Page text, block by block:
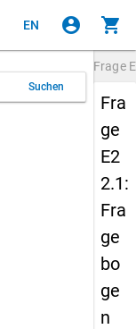
EN account_circle shopping_cart
Suchen
Frage
Fra
ge
E2
2.1:
Fra
ge
bo
ge
n